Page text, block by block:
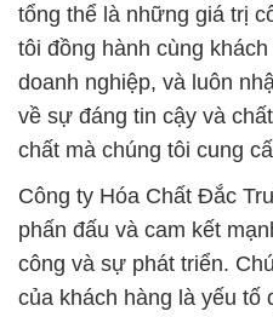
tổng thể là những giá trị
tôi đồng hành cùng
doanh nghiệp, và luôn
về sự đáng tin cậy và
chất mà chúng tôi cung
Công ty Hóa Chất Đắc
phấn đấu và cam kết
công và sự phát triển.
của khách hàng là yếu tố